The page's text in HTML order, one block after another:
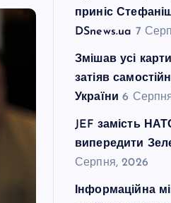
приніс
DSnews.ua 7
Змішав усі
затіяв
України 6
JEF замість
випередити
Серпня, 2026
Інформаційна